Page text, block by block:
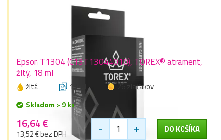
Epson T1304 (C13T13044010), TOREX® atrament,
žltý, 18 ml
žltá 18 ml
26 zlaťákov
Skladom > 9 ks
16,64 €
13,52 € bez DPH - + DO KOŠÍKA